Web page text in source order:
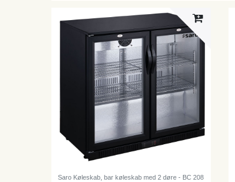
Saro Køleskab, bar køleskab med 2 døre - BC 208